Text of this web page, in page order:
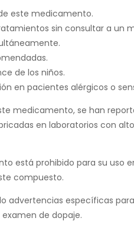
este medicamento.
sin consultar a un
de los niños.
en pacientes alérgicos o
medicamento, se han
en laboratorios con
está prohibido para su uso
compuesto.
advertencias específicas
de dopaje.